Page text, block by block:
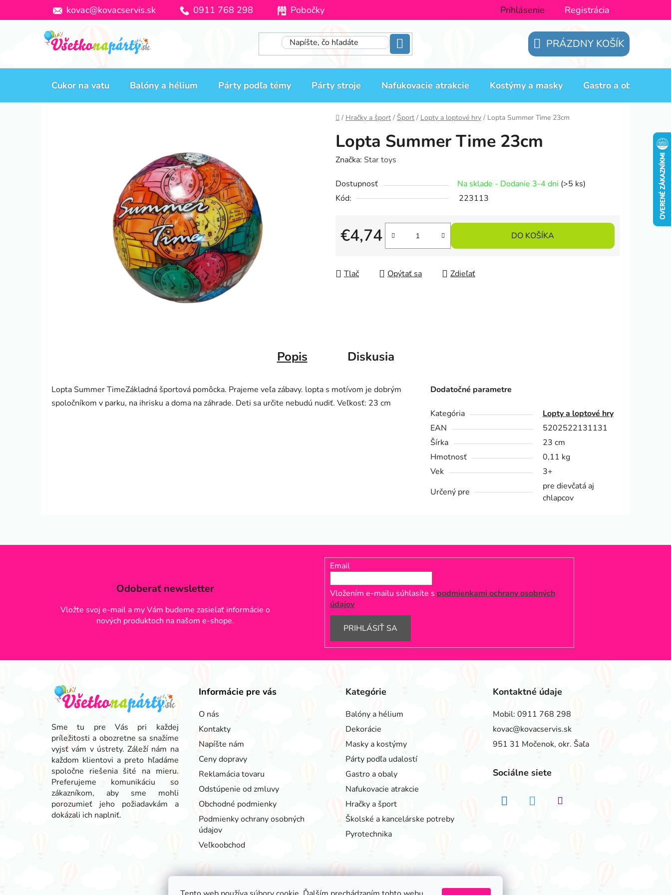
kovac@kovacservis.sk 0911 768 298 Pobočky Prihlásenie Registrácia
NÁKUPNÝ
KOŠÍK
PRÁZDNY KOŠÍK
Cukor na vatu Balóny a hélium Párty podľa témy Párty stroje Nafukovacie atrakcie Kostýmy a masky Gastro a obaly
Domov
/ Hračky a šport / Šport / Lopty a loptové hry / Lopta Summer Time 23cm
Lopta Summer Time 23cm
Značka: Star toys
Dostupnosť Na sklade - Dodanie 3-4 dni (>5 ks)
Kód:
223113
€4,74
Jednotková cena:
DO KOŠÍKA
Tlač Opýtať sa Zdieľať
Popis Diskusia
Lopta Summer TimeZákladná športová pomôcka. Prajeme veľa zábavy. lopta s motívom je dobrým
spoločníkom v parku, na ihrisku a doma na záhrade. Deti sa určite nebudú nudiť. Veľkosť: 23 cm
Dodatočné parametre
Kategória
Lopty a loptové hry
EAN
5202522131131
Šírka
23 cm
Hmotnosť
0,11 kg
Vek
3+
Určený pre
pre dievčatá aj
chlapcov
Odoberať newsletter
Vložte svoj e-mail a my Vám budeme zasielať informácie o
nových produktoch na našom e-shope.
Email
Vložením e-mailu súhlasíte s podmienkami ochrany osobných
údajov
PRIHLÁSIŤ SA
Sme tu pre Vás pri každej
príležitosti a obozretne sa snažíme
vyjsť vám v ústrety. Záleží nám na
každom klientovi a preto hľadáme
spoločne riešenia šité na mieru.
Preferujeme komunikáciu so
zákazníkom, aby sme mohli
porozumieť jeho požiadavkám a
dokázali ich naplniť.
Informácie pre vás
O nás
Kontakty
Napíšte nám
Ceny dopravy
Reklamácia tovaru
Odstúpenie od zmluvy
Obchodné podmienky
Podmienky ochrany osobných
údajov
Veľkoobchod
Kategórie
Balóny a hélium
Dekorácie
Masky a kostýmy
Párty podľa udalostí
Gastro a obaly
Nafukovacie atrakcie
Hračky a šport
Školské a kancelárske potreby
Pyrotechnika
Kontaktné údaje
Mobil: 0911 768 298
kovac@kovacservis.sk
951 31 Močenok, okr. Šaľa
Sociálne siete